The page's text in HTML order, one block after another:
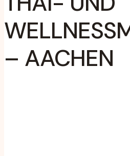
– AACHEN